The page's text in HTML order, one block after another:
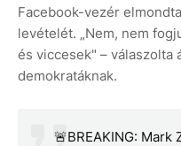
Facebook-vezér
levételét. „Nem, nem
és viccesek" – válaszolta
demokratáknak.
🚨BREAKING: